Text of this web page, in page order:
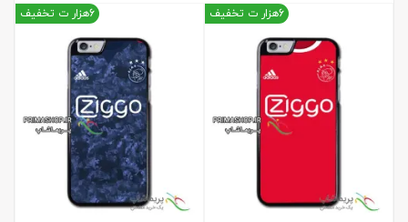
6هزار ت تخفیف 6هزار ت تخفیف